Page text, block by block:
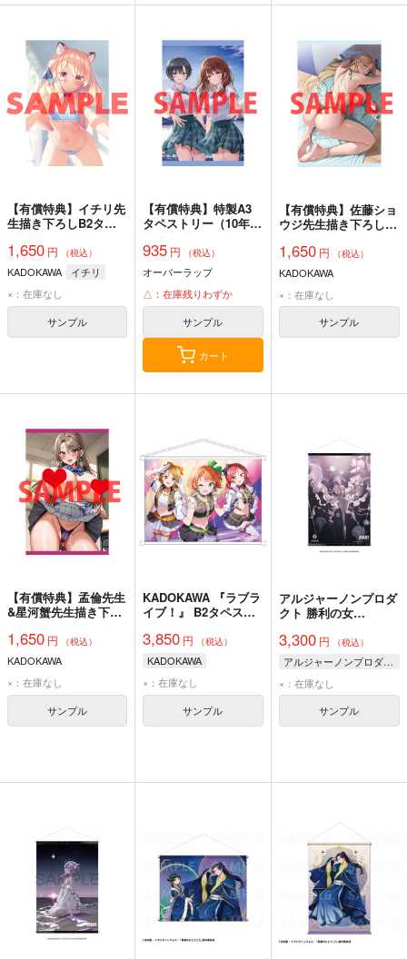
【有償特典】イチリ先
生描き下ろしB2タペ
の異世界生活_転生し
たらケモ耳娘だらけの
世界でハーレムに 1）
1,650 円 （税込）
KADOKAWA
イチリ
×：在庫なし
サンプル
【有償特典】特製A3
タペストリー（10年ぶ
は清純美少女JKに成
長していた 2）
935 円 （税込）
オーバーラップ
△：在庫残りわずか
サンプル
カート
【有償特典】佐藤ショ
ウジ先生描き下ろしB2
ージX 30）
1,650円 （税込）
KADOKAWA
×：在庫なし
サンプル
【有償特典】孟倫先生
&星河蟹先生描き下ろ
（僕のカノジョ先生
15）
1,650 円 （税込）
KADOKAWA
×：在庫なし
サンプル
KADOKAWA 『ラブラ
イブ！』 B2タペスト
姫
3,850 円 （税込）
KADOKAWA
×：在庫なし
サンプル
アルジャーノンプロダ
クト 勝利の女
リー リバーレリオB
3,300円 （税込）
アルジャーノンプロダクト
×：在庫なし
サンプル